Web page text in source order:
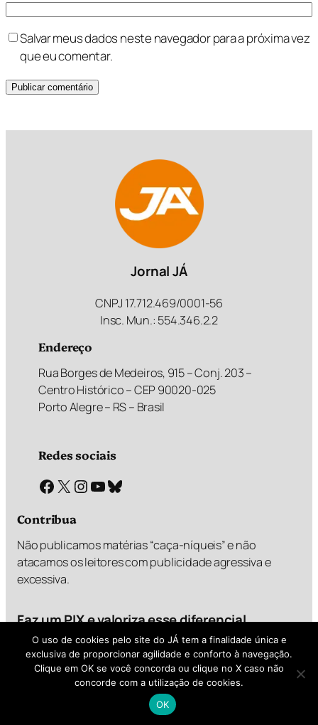
Salvar meus dados neste navegador para a próxima vez
que eu comentar.
Jornal JÁ
CNPJ 17.712.469/0001-56
Insc. Mun.: 554.346.2.2
Endereço
Rua Borges de Medeiros, 915 – Conj. 203 –
Centro Histórico – CEP 90020-025
Porto Alegre – RS – Brasil
Redes sociais
Facebook X Instagram Youtube Bluesky
Contribua
Não publicamos matérias “caça-níqueis” e não
atacamos os leitores com publicidade agressiva e
excessiva.
Faz um PIX e valoriza esse diferencial
R$
1,00 R$
2,00 R$
5,00 R$
?,??
O uso de cookies pelo site do JÁ tem a finalidade única e
exclusiva de proporcionar agilidade e conforto à navegação.
Clique em OK se você concorda ou clique no X caso não
concorde com a utilização de cookies.
OK